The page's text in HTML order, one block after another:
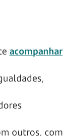
acompanhar
outros, com